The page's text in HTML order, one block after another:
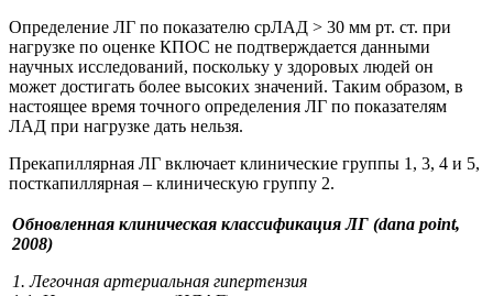
Определение ЛГ по показателю срЛАД > 30 мм рт. ст. при
нагрузке по оценке КПОС не подтверждается данными
научных исследований, поскольку у здоровых людей он
может достигать более высоких значений. Таким образом, в
настоящее время точного определения ЛГ по показателям
ЛАД при нагрузке дать нельзя.
Прекапиллярная ЛГ включает клинические группы 1, 3, 4 и 5,
посткапиллярная – клиническую группу 2.
Обновленная клиническая классификация ЛГ (dana point,
2008)
1. Легочная артериальная гипертензия